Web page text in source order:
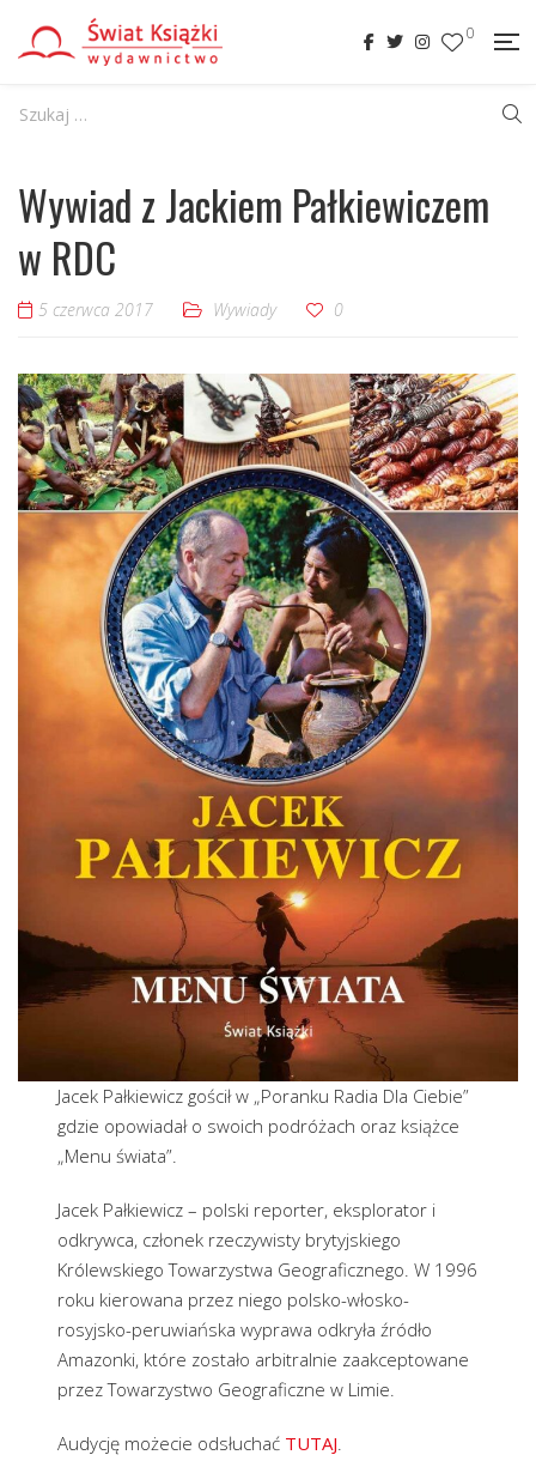
0
Wywiad z Jackiem Pałkiewiczem
w RDC
5 czerwca 2017 Wywiady 0
Jacek Pałkiewicz gościł w „Poranku Radia Dla Ciebie”
gdzie opowiadał o swoich podróżach oraz książce
„Menu świata”.
Jacek Pałkiewicz – polski reporter, eksplorator i
odkrywca, członek rzeczywisty brytyjskiego
Królewskiego Towarzystwa Geograficznego. W 1996
roku kierowana przez niego polsko-włosko-
rosyjsko-peruwiańska wyprawa odkryła źródło
Amazonki, które zostało arbitralnie zaakceptowane
przez Towarzystwo Geograficzne w Limie.
Audycję możecie odsłuchać TUTAJ.